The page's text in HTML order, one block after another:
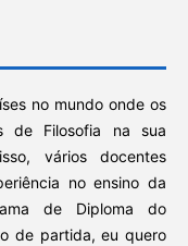
no mundo onde os
de Filosofia na sua
vários docentes
no ensino da
de Diploma do
de partida, eu quero